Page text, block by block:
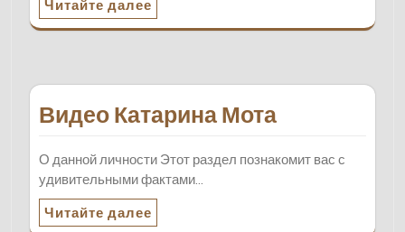
Читайте далее
Видео Катарина Мота
О данной личности Этот раздел познакомит вас с
удивительными фактами…
Читайте далее